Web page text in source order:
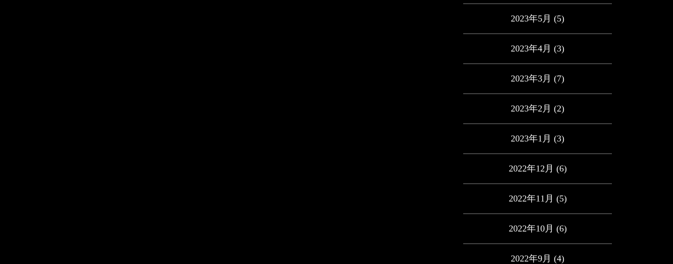
2023年5月 (5)
2023年4月 (3)
2023年3月 (7)
2023年2月 (2)
2023年1月 (3)
2022年12月 (6)
2022年11月 (5)
2022年10月 (6)
2022年9月 (4)